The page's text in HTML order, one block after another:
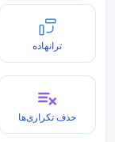
ترانهاده
حذف تکراری‌ها